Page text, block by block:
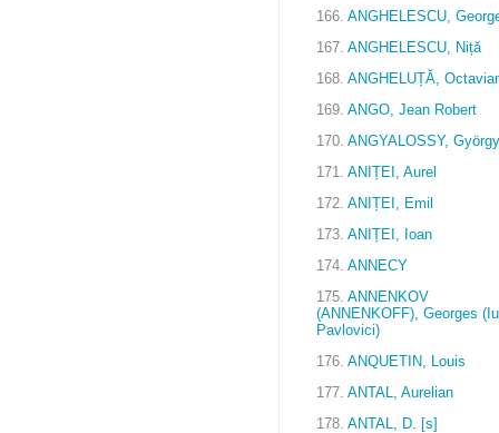
166. ANGHELESCU,
167. ANGHELESCU, Niță
168. ANGHELUȚĂ,
169. ANGO, Jean Robert
170. ANGYALOSSY, György
171. ANIȚEI, Aurel
172. ANIȚEI, Emil
173. ANIȚEI, Ioan
174. ANNECY
175. ANNENKOV
(ANNENKOFF), Georges
Pavlovici)
176. ANQUETIN, Louis
177. ANTAL, Aurelian
178. ANTAL, D. [s]